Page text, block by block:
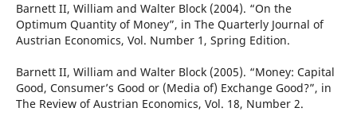
Barnett II, William and Walter Block (2004). “On the
Optimum Quantity of Money”, in The Quarterly Journal of
Austrian Economics, Vol. Number 1, Spring Edition.
Barnett II, William and Walter Block (2005). “Money: Capital
Good, Consumer’s Good or (Media of) Exchange Good?”, in
The Review of Austrian Economics, Vol. 18, Number 2.